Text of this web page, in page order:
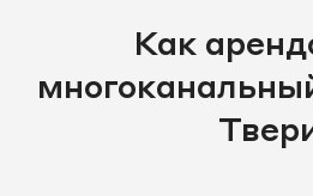
Как